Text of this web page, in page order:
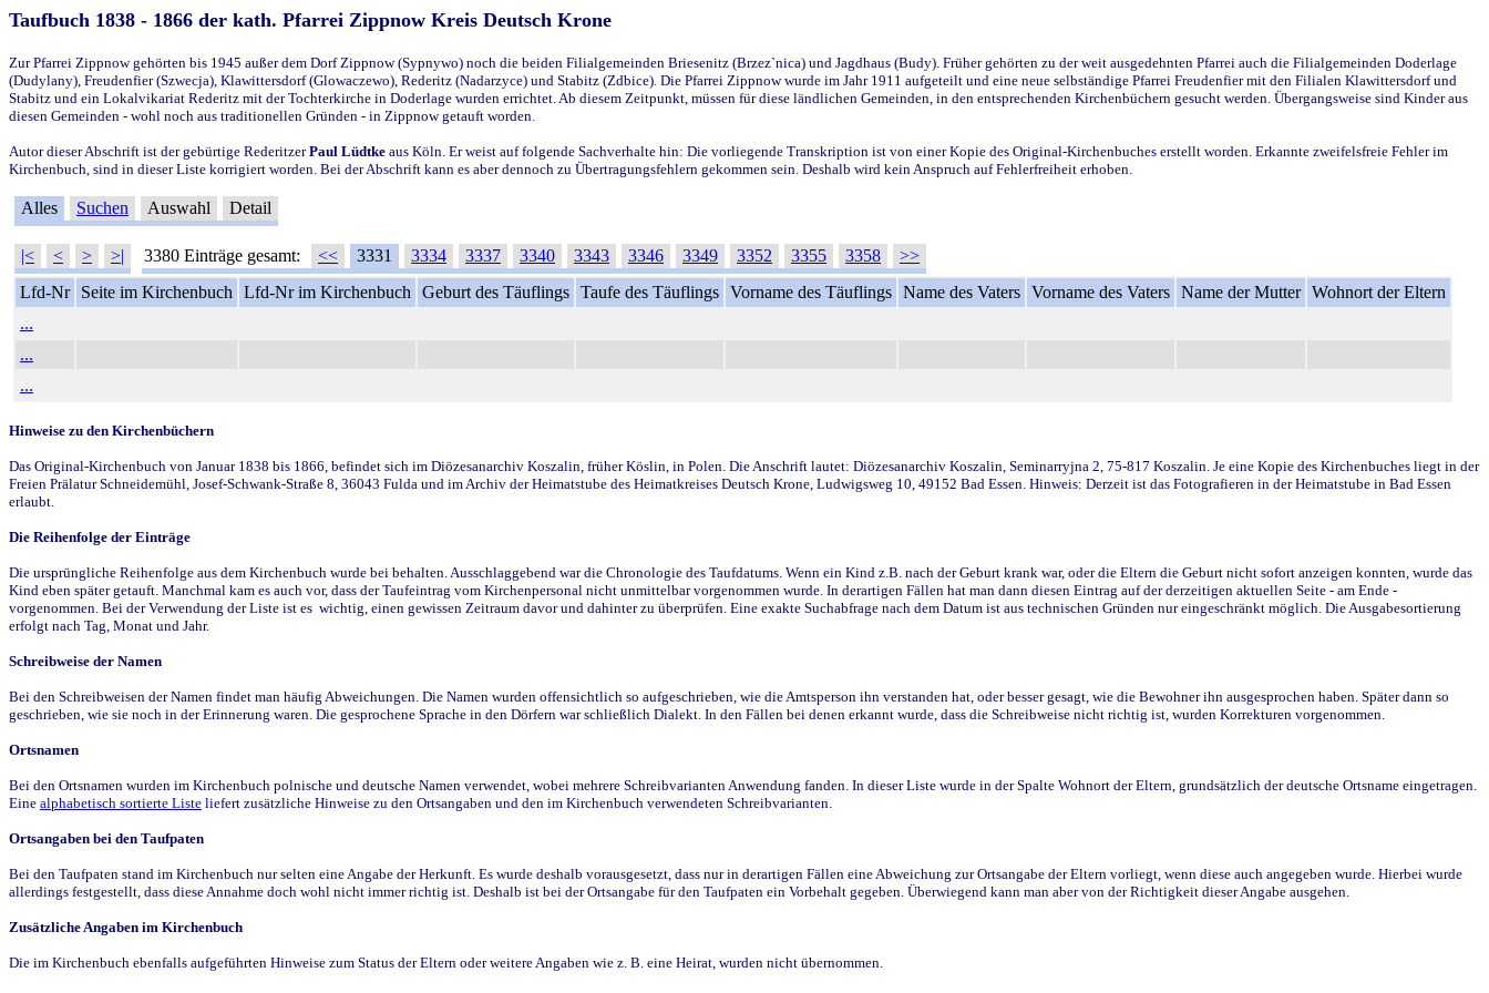
Taufbuch 1838 - 1866 der kath. Pfarrei Zippnow Kreis Deutsch Krone
Zur Pfarrei Zippnow gehörten bis 1945 außer dem Dorf Zippnow (Sypnywo) noch die beiden Filialgemeinden Briesenitz (Brzez`nica) und Jagdhaus (Budy). Früher gehörten zu der weit ausgedehnten Pfarrei auch die Filialgemeinden Doderlage
(Dudylany), Freudenfier (Szwecja), Klawittersdorf (Glowaczewo), Rederitz (Nadarzyce) und Stabitz (Zdbice). Die Pfarrei Zippnow wurde im Jahr 1911 aufgeteilt und eine neue selbständige Pfarrei Freudenfier mit den Filialen Klawittersdorf und
Stabitz und ein Lokalvikariat Rederitz mit der Tochterkirche in Doderlage wurden errichtet. Ab diesem Zeitpunkt, müssen für diese ländlichen Gemeinden, in den entsprechenden Kirchenbüchern gesucht werden. Übergangsweise sind Kinder aus
diesen Gemeinden - wohl noch aus traditionellen Gründen - in Zippnow getauft worden.
Autor dieser Abschrift ist der gebürtige RederitzerPaul Lüdtke aus Köln. Er weist auf folgende Sachverhalte hin: Die vorliegende Transkription ist von einer Kopie des Original-Kirchenbuches erstellt worden. Erkannte zweifelsfreie Fehler im
Kirchenbuch, sind in dieser Liste korrigiert worden. Bei der Abschrift kann es aber dennoch zu Übertragungsfehlern gekommen sein. Deshalb wird kein Anspruch auf Fehlerfreiheit erhoben.
Alles Suchen Auswahl Detail
|< < > >| 3380 Einträge gesamt: << 3331 3334 3337 3340 3343 3346 3349 3352 3355 3358
>>
Lfd-Nr
Seite im Kirchenbuch Lfd-Nr im Kirchenbuch Geburt des Täuflings Taufe des Täuflings Vorname des Täuflings Name des Vaters Vorname des Vaters Name der Mutter Wohnort der Eltern
...
...
...
Hinweise zu den Kirchenbüchern
Das Original-Kirchenbuch von Januar 1838 bis 1866, befindet sich im Diözesanarchiv Koszalin, früher Köslin, in Polen. Die Anschrift lautet: Diözesanarchiv Koszalin, Seminarryjna 2, 75-817 Koszalin. Je eine Kopie des Kirchenbuches liegt in der
Freien Prälatur Schneidemühl, Josef-Schwank-Straße 8, 36043 Fulda und im Archiv der Heimatstube des Heimatkreises Deutsch Krone, Ludwigsweg 10, 49152 Bad Essen. Hinweis: Derzeit ist das Fotografieren in der Heimatstube in Bad Essen
erlaubt.
Die Reihenfolge der Einträge
Die ursprüngliche Reihenfolge aus dem Kirchenbuch wurde bei behalten. Ausschlaggebend war die Chronologie des Taufdatums. Wenn ein Kind z.B. nach der Geburt krank war, oder die Eltern die Geburt nicht sofort anzeigen konnten, wurde das
Kind eben später getauft. Manchmal kam es auch vor, dass der Taufeintrag vom Kirchenpersonal nicht unmittelbar vorgenommen wurde. In derartigen Fällen hat man dann diesen Eintrag auf der derzeitigen aktuellen Seite - am Ende -
vorgenommen. Bei der Verwendung der Liste ist es wichtig, einen gewissen Zeitraum davor und dahinter zu überprüfen. Eine exakte Suchabfrage nach dem Datum ist aus technischen Gründen nur eingeschränkt möglich. Die Ausgabesortierung
erfolgt nach Tag, Monat und Jahr.
Schreibweise der Namen
Bei den Schreibweisen der Namen findet man häufig Abweichungen. Die Namen wurden offensichtlich so aufgeschrieben, wie die Amtsperson ihn verstanden hat, oder besser gesagt, wie die Bewohner ihn ausgesprochen haben. Später dann so
geschrieben, wie sie noch in der Erinnerung waren. Die gesprochene Sprache in den Dörfern war schließlich Dialekt. In den Fällen bei denen erkannt wurde, dass die Schreibweise nicht richtig ist, wurden Korrekturen vorgenommen.
Ortsnamen
Bei den Ortsnamen wurden im Kirchenbuch polnische und deutsche Namen verwendet, wobei mehrere Schreibvarianten Anwendung fanden. In dieser Liste wurde in der Spalte Wohnort der Eltern, grundsätzlich der deutsche Ortsname eingetragen.
Eine alphabetisch sortierte Liste liefert zusätzliche Hinweise zu den Ortsangaben und den im Kirchenbuch verwendeten Schreibvarianten.
Ortsangaben bei den Taufpaten
Bei den Taufpaten stand im Kirchenbuch nur selten eine Angabe der Herkunft. Es wurde deshalb vorausgesetzt, dass nur in derartigen Fällen eine Abweichung zur Ortsangabe der Eltern vorliegt, wenn diese auch angegeben wurde. Hierbei wurde
allerdings festgestellt, dass diese Annahme doch wohl nicht immer richtig ist. Deshalb ist bei der Ortsangabe für den Taufpaten ein Vorbehalt gegeben. Überwiegend kann man aber von der Richtigkeit dieser Angabe ausgehen.
Zusätzliche Angaben im Kirchenbuch
Die im Kirchenbuch ebenfalls aufgeführten Hinweise zum Status der Eltern oder weitere Angaben wie z. B. eine Heirat, wurden nicht übernommen.